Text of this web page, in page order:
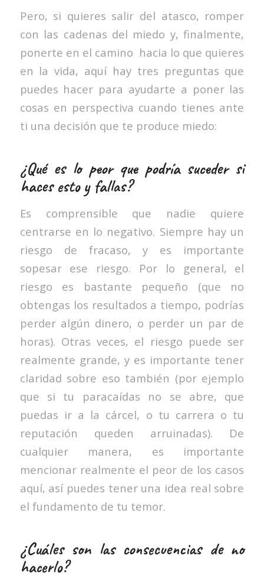
Pero, si quieres salir del atasco, romper
con las cadenas del miedo y, finalmente,
ponerte en el camino hacia lo que quieres
en la vida, aquí hay tres preguntas que
puedes hacer para ayudarte a poner las
cosas en perspectiva cuando tienes ante
ti una decisión que te produce miedo:
¿Qué es lo peor que podría suceder si
haces esto y fallas?
Es comprensible que nadie quiere
centrarse en lo negativo. Siempre hay un
riesgo de fracaso, y es importante
sopesar ese riesgo. Por lo general, el
riesgo es bastante pequeño (que no
obtengas los resultados a tiempo, podrías
perder algún dinero, o perder un par de
horas). Otras veces, el riesgo puede ser
realmente grande, y es importante tener
claridad sobre eso también (por ejemplo
que si tu paracaídas no se abre, que
puedas ir a la cárcel, o tu carrera o tu
reputación queden arruinadas). De
cualquier manera, es importante
mencionar realmente el peor de los casos
aquí, así puedes tener una idea real sobre
el fundamento de tu temor.
¿Cuáles son las consecuencias de no
hacerlo?